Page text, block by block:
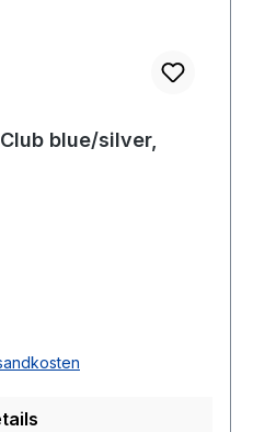
blue/silver,